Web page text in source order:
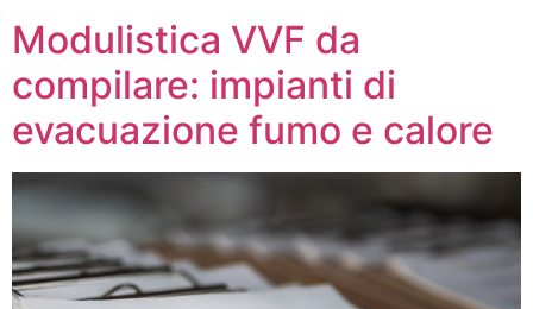
Modulistica VVF da
compilare: impianti di
evacuazione fumo e calore